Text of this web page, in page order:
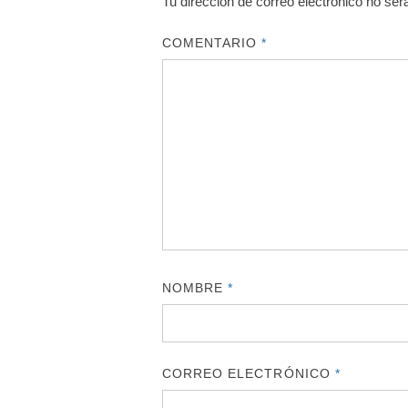
COMENTARIO*
NOMBRE*
CORREO ELECTRÓNICO *